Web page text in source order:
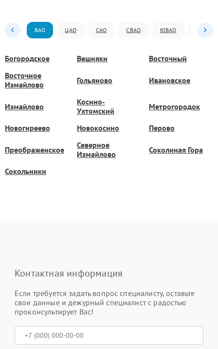
ВАО ЦАО САО СВАО ЮВАО ЮАО
Богородское Вешняки
Восточный
Восточное
Измайлово
Гольяново Ивановское
Измайлово
Косино-
Ухтомский
Метрогородок
Новогиреево Новокосино Перово
Преображенское
Северное
Измайлово
Соколиная Гора
Сокольники
Контактная информация
Если требуется задать вопрос специалисту, оставьте
свои данные и дежурный специалист с радостью
проконсультирует Вас!